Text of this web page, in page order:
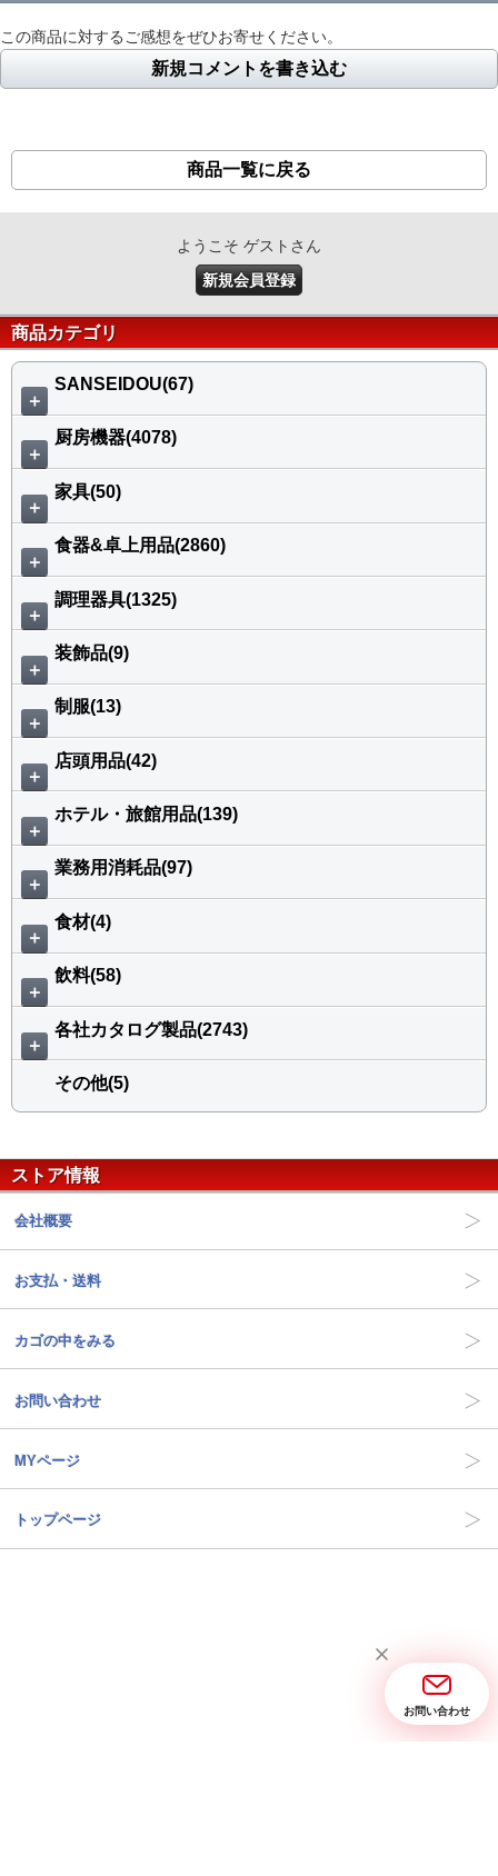
この商品に対するご感想をぜひお寄せください。
新規コメントを書き込む
商品一覧に戻る
ようこそ ゲストさん
新規会員登録
商品カテゴリ
＋
SANSEIDOU(67)
＋
厨房機器(4078)
＋
家具(50)
＋
食器&卓上用品(2860)
＋
調理器具(1325)
＋
装飾品(9)
＋
制服(13)
＋
店頭用品(42)
＋
ホテル・旅館用品(139)
＋
業務用消耗品(97)
＋
食材(4)
＋
飲料(58)
＋
各社カタログ製品(2743)
その他(5)
ストア情報
会社概要
お支払・送料
カゴの中をみる
お問い合わせ
MYページ
トップページ
お問い合わせ